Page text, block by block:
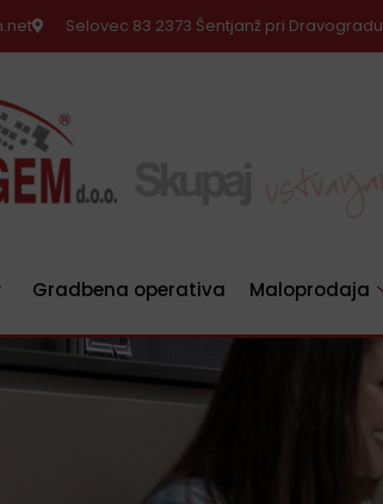
Selovec 83 2373 Šentjanž pri Dravogradu
Gradbena operativa Maloprodaja